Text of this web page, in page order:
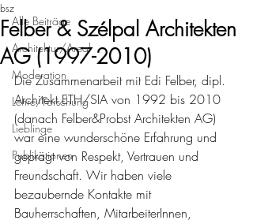
Alle Beiträge
Architektur/Areal
Moderation
Lehre/Forschung
Lieblinge
Publikationen
Felber & Szélpal Architekten
AG (1997-2010)
bsz
Die Zusammenarbeit mit Edi Felber, dipl.
Architekt ETH/SIA von 1992 bis 2010
(danach Felber&Probst Architekten AG)
war eine wunderschöne Erfahrung und
geprägt von Respekt, Vertrauen und
Freundschaft. Wir haben viele
bezaubernde Kontakte mit
Bauherrschaften, MitarbeiterInnen,